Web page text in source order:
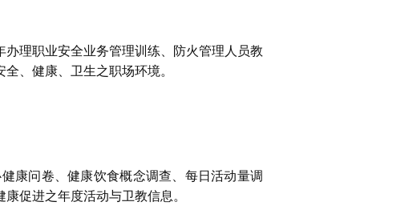
理职业安全业务管理训练、防火管理人员教
、健康、卫生之职场环境。
康问卷、健康饮食概念调查、每日活动量调
促进之年度活动与卫教信息。